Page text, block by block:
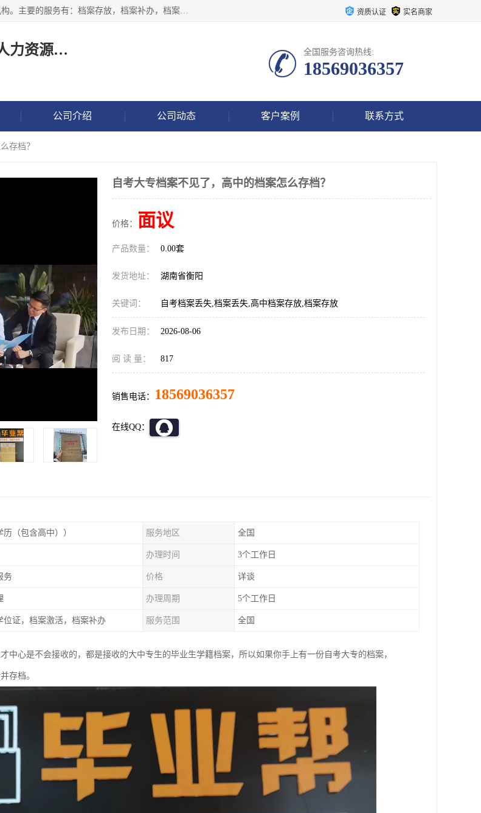
长沙毕业帮人力资源咨询有限责任公司是一家拥有8年多经验的人事服务代理机构。主要的服务有：档案存放，档案补办，档案激活，档案查询，档案查找，档案托管，档案调取，档案异地代办，档案异常处理 等；提供毕业档案处理、人事档案服务、商务代理代办、个人档案等服务，同时办事过程全程与客户沟通，确保真实、安全、可靠！ 资质认证 实名商家
长沙高新技术产业开发区毕业帮人力资源咨询有限责任公司 全国服务咨询热线:
18569036357
公司介绍 公司动态 客户案例 联系方式
存档？
自考大专档案不见了，高中的档案怎么存档？
价格： 面议
产品数量： 0.00套
发货地址： 湖南省衡阳
关键词： 自考档案丢失,档案丢失,高中档案存放,档案存放
发布日期： 2026-08-06
阅 读 量： 817
销售电话： 18569036357
在线QQ：
历（包含高中）） 服务地区 全国
办理时间 3个工作日
务 价格 详谈
办理周期 5个工作日
位证，档案激活，档案补办 服务范围 全国
中心是不会接收的，都是接收的大中专生的毕业生学籍档案，所以如果你手上有一份自考大专的档案，
存档。